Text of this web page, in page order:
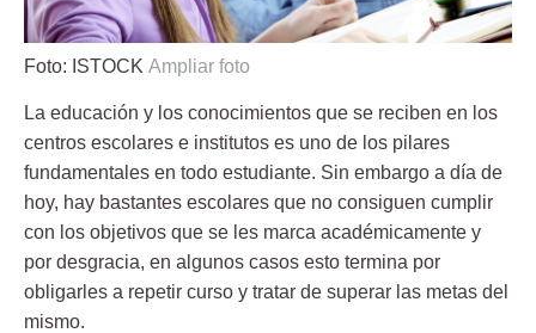
Foto: ISTOCK Ampliar foto
La educación y los conocimientos que se reciben en los
centros escolares e institutos es uno de los pilares
fundamentales en todo estudiante. Sin embargo a día de
hoy, hay bastantes escolares que no consiguen cumplir
con los objetivos que se les marca académicamente y
por desgracia, en algunos casos esto termina por
obligarles a repetir curso y tratar de superar las metas del
mismo.